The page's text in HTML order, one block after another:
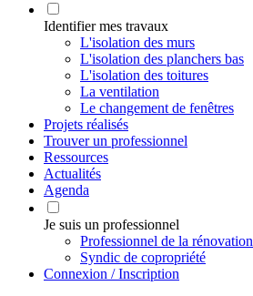
Identifier mes travaux
L'isolation des murs
L'isolation des planchers bas
L'isolation des toitures
La ventilation
Le changement de fenêtres
Projets réalisés
Trouver un professionnel
Ressources
Actualités
Agenda
Je suis un professionnel
Professionnel de la rénovation
Syndic de copropriété
Connexion / Inscription